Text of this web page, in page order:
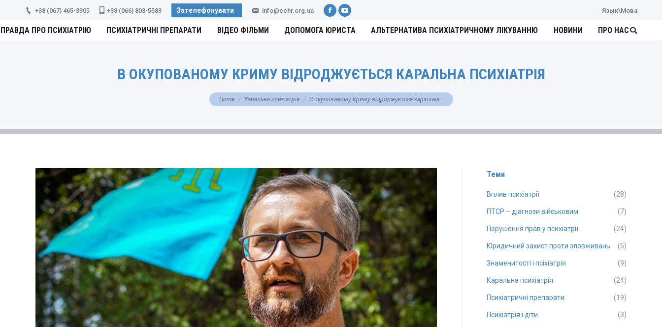
+38 (067) 465-3305 +38 (066) 803-5583 Зателефонувати info@cchr.org.ua
Facebook
YouTube
Язык\Мова
ПРАВДА ПРО ПСИХІАТРІЮ ПСИХІАТРИЧНІ ПРЕПАРАТИ ВІДЕО ФІЛЬМИ ДОПОМОГА ЮРИСТА АЛЬТЕРНАТИВА ПСИХІАТРИЧНОМУ ЛІКУВАННЮ НОВИНИ ПРО НАСSearch:
В ОКУПОВАНОМУ КРИМУ ВІДРОДЖУЄТЬСЯ КАРАЛЬНА ПСИХІАТРІЯ
You are here:
Home Каральна психіатрія В окупованому Криму відроджується каральна…
Теми
Вплив психіатрії (28)
ПТСР – діагнози військовим (7)
Порушення прав у психіатрії (24)
Юридичний захист проти зловживань (5)
Знаменитості і псіхіатрія (9)
Каральна психіатрія (24)
Психіатричні препарати (19)
Психіатрія і діти (3)